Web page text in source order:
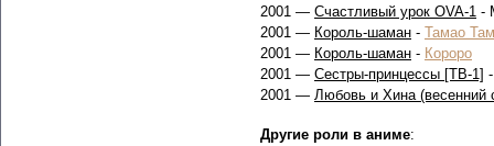
2001 — Счастливый урок OVA-1 -
2001 — Король-шаман - Тамао
2001 — Король-шаман - Короро
2001 — Сестры-принцессы [ТВ-1]
2001 — Любовь и Хина (весенний
Другие роли в аниме: